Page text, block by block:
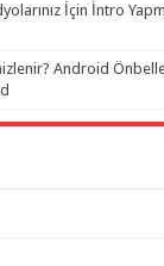
İçin İntro
Android